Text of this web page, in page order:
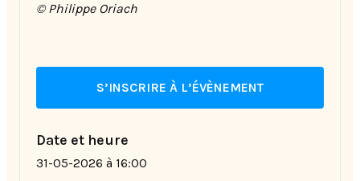
© Philippe Oriach
S’INSCRIRE À L’ÉVÈNEMENT
Date et heure
31-05-2026 à 16:00